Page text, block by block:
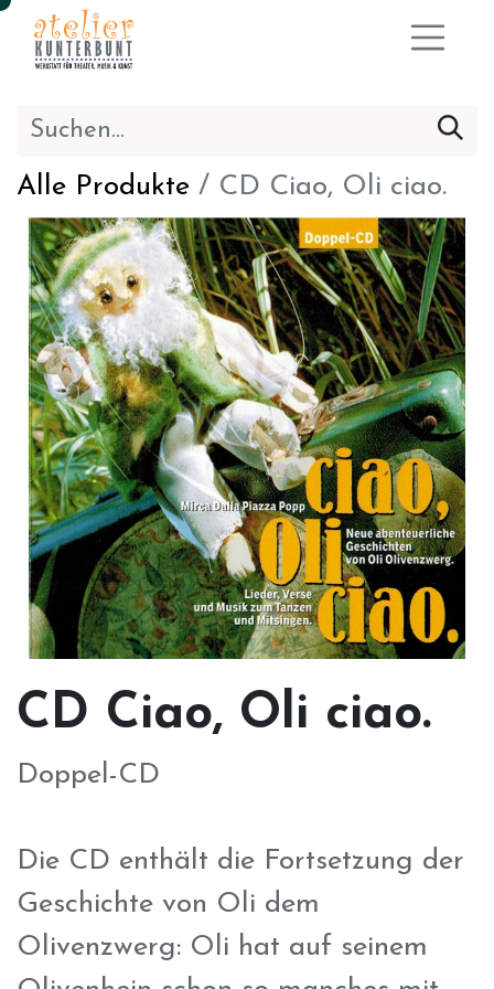
Alle Produkte CD Ciao, Oli ciao.
CD Ciao, Oli ciao.
Doppel-CD
Die CD enthält die Fortsetzung der
Geschichte von Oli dem
Olivenzwerg: Oli hat auf seinem